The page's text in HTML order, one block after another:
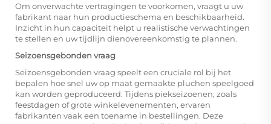
Om onverwachte vertragingen te voorkomen, vraagt u uw
fabrikant naar hun productieschema en beschikbaarheid.
Inzicht in hun capaciteit helpt u realistische verwachtingen
te stellen en uw tijdlijn dienovereenkomstig te plannen.
Seizoensgebonden vraag
Seizoensgebonden vraag speelt een cruciale rol bij het
bepalen hoe snel uw op maat gemaakte pluchen speelgoed
kan worden geproduceerd. Tijdens piekseizoenen, zoals
feestdagen of grote winkelevenementen, ervaren
fabrikanten vaak een toename in bestellingen. Deze